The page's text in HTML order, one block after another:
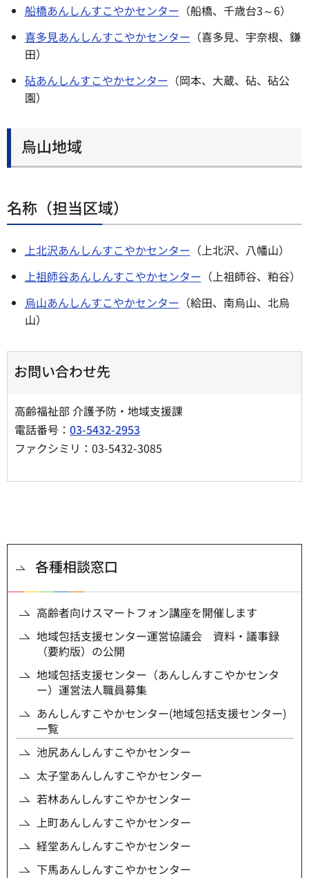
船橋あんしんすこやかセンター （船橋、千歳台3～6）
喜多見あんしんすこやかセンター （喜多見、宇奈根、鎌
田）
砧あんしんすこやかセンター （岡本、大蔵、砧、砧公
園）
烏山地域
名称（担当区域）
上北沢あんしんすこやかセンター （上北沢、八幡山）
上祖師谷あんしんすこやかセンター （上祖師谷、粕谷）
烏山あんしんすこやかセンター （給田、南烏山、北烏
山）
お問い合わせ先
高齢福祉部 介護予防・地域支援課
電話番号： 03-5432-2953
ファクシミリ：03-5432-3085
各種相談窓口
高齢者向けスマートフォン講座を開催します
地域包括支援センター運営協議会 資料・議事録
（要約版）の公開
地域包括支援センター（あんしんすこやかセンタ
ー）運営法人職員募集
あんしんすこやかセンター(地域包括支援センター)
一覧
池尻あんしんすこやかセンター
太子堂あんしんすこやかセンター
若林あんしんすこやかセンター
上町あんしんすこやかセンター
経堂あんしんすこやかセンター
下馬あんしんすこやかセンター